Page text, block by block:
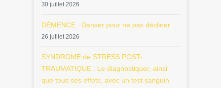
30 juillet 2026
DÉMENCE : Danser pour ne pas décliner
26 juillet 2026
SYNDROME de STRESS POST-
TRAUMATIQUE : Le diagnostiquer, ainsi
que tous ses effets, avec un test sanguin